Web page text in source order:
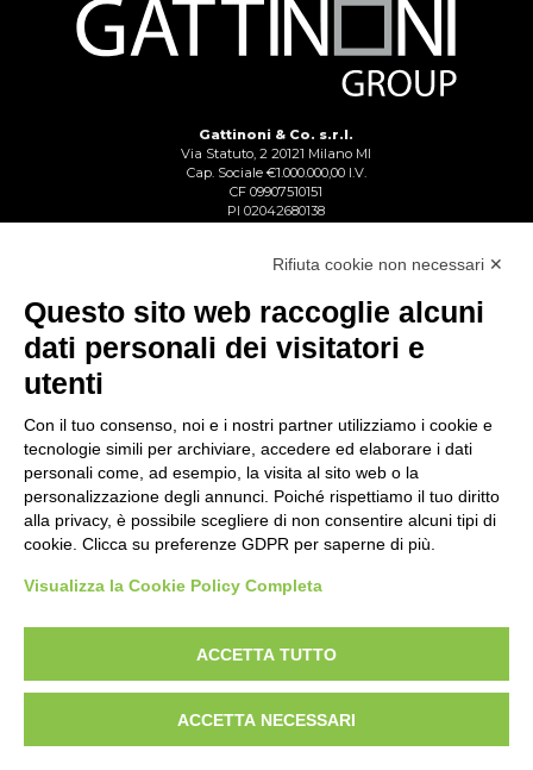
Gattinoni & Co. s.r.l.
Via Statuto, 2 20121 Milano MI
Cap. Sociale €1.000.000,00 I.V.
CF 09907510151
PI 02042680138
Copyright © Gattinoni & Co. s.r.l. All rights reserved
Linee Guida Whistleblowing
Policy Anticorruzione
Rifiuta cookie non necessari ✕
Questo sito web raccoglie alcuni
dati personali dei visitatori e
utenti
Con il tuo consenso, noi e i nostri partner utilizziamo i cookie e
tecnologie simili per archiviare, accedere ed elaborare i dati
personali come, ad esempio, la visita al sito web o la
personalizzazione degli annunci. Poiché rispettiamo il tuo diritto
alla privacy, è possibile scegliere di non consentire alcuni tipi di
cookie. Clicca su preferenze GDPR per saperne di più.
Visualizza la Cookie Policy Completa
ACCETTA TUTTO
ACCETTA NECESSARI